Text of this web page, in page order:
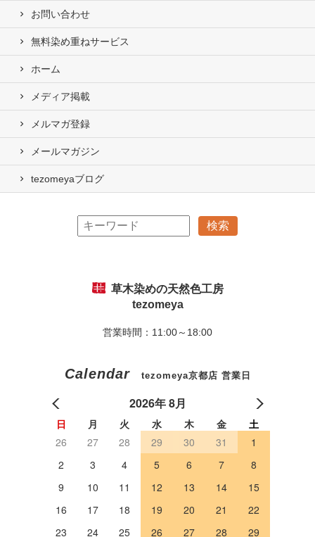
お問い合わせ
無料染め重ねサービス
ホーム
メディア掲載
メルマガ登録
メールマガジン
tezomeyaブログ
草木染めの天然色工房
tezomeya
営業時間：11:00～18:00
Calendar tezomeya京都店 営業日
2026年 8月
日 月 火 水 木 金
土
26
27 28 29 30 31
1
2
3 4 5 6 7
8
9
10 11 12 13 14
15
16
17 18 19 20 21
22
23
24 25 26 27 28 29